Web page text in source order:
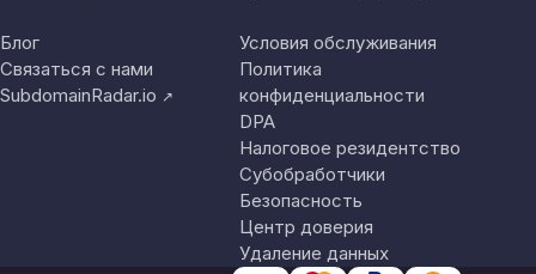
Блог
Связаться с нами
SubdomainRadar.io ↗
Условия обслуживания
Политика
конфиденциальности
DPA
Налоговое резидентство
Субобработчики
Безопасность
Центр доверия
Удаление данных